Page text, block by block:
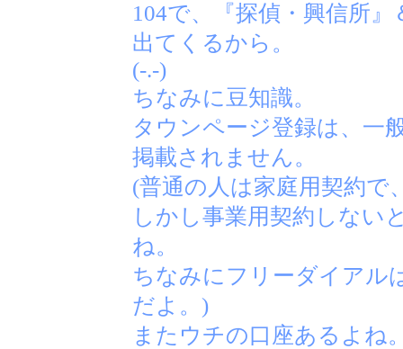
104で、『探偵・興信所
出てくるから。
(-.-)
ちなみに豆知識。
タウンページ登録は、一
掲載されません。
(普通の人は家庭用契約で
しかし事業用契約しない
ね。
ちなみにフリーダイアル
だよ。)
またウチの口座あるよね